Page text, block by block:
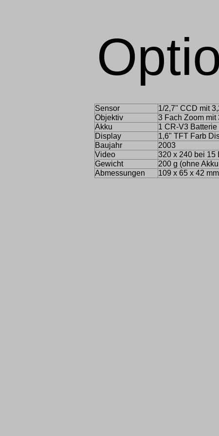
Optio
Sensor
1/2,7" CCD mit
Objektiv
3 Fach Zoom mit
Akku
1 CR-V3
Display
1,6" TFT Farb
Baujahr
2003
Video
320 x 240 bei 15
Gewicht
200 g (ohne
Abmessungen
109 x 65 x 42